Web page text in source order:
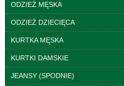
ODZIEŻ MĘSKA
ODZIEŻ DZIECIĘCA
KURTKA MĘSKA
KURTKI DAMSKIE
JEANSY (SPODNIE)
Bluzy damskie Roz L-
3XL. 1 kolor. Paczka
10 szt
39.00 zł
szczegóły